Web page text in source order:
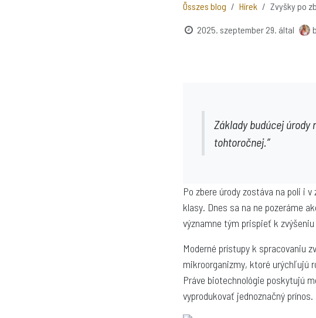
Összes blog Hírek Zvyšky po
2025. szeptember 29. által
Základy budúcej úrody
tohtoročnej.”
Po zbere úrody zostáva na poli i
klasy. Dnes sa na ne pozeráme
významne tým prispieť k
Moderné prístupy k spracovaniu
mikroorganizmy, ktoré urýchľujú
Práve biotechnológie poskytujú
vyprodukovať jednoznačný prínos.